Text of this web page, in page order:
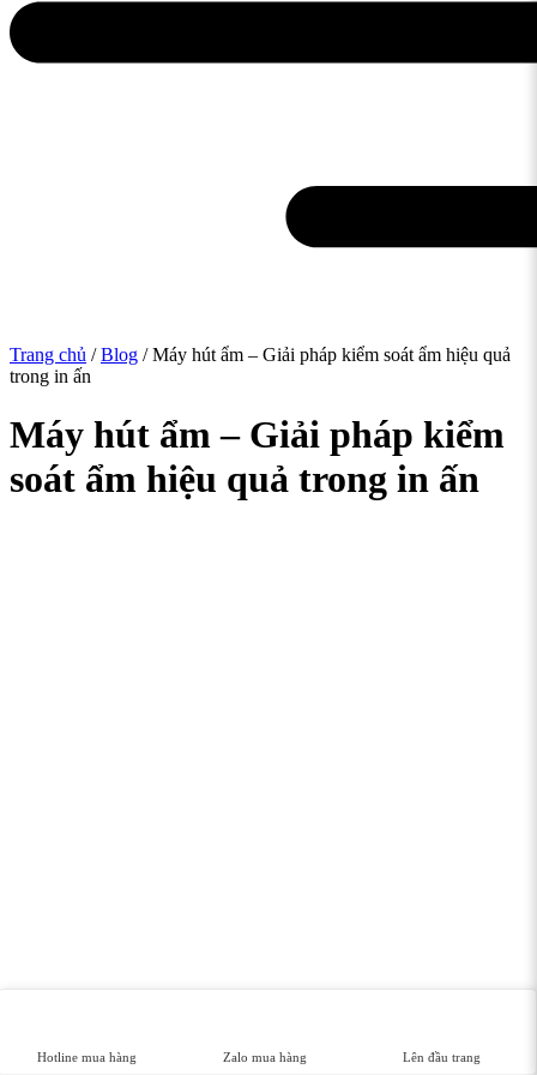
Trang chủ /Blog / Máy hút ẩm – Giải pháp kiểm soát ẩm hiệu quả
trong in ấn
Máy hút ẩm – Giải pháp kiểm
soát ẩm hiệu quả trong in ấn
Hotline mua hàng Zalo mua hàng Lên đầu trang